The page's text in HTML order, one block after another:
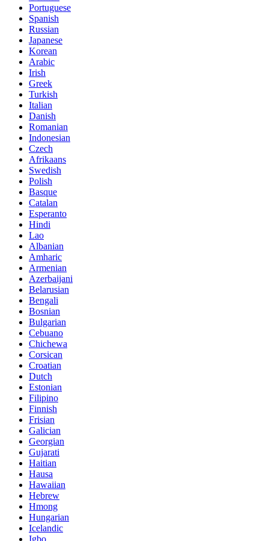
Portuguese
Spanish
Russian
Japanese
Korean
Arabic
Irish
Greek
Turkish
Italian
Danish
Romanian
Indonesian
Czech
Afrikaans
Swedish
Polish
Basque
Catalan
Esperanto
Hindi
Lao
Albanian
Amharic
Armenian
Azerbaijani
Belarusian
Bengali
Bosnian
Bulgarian
Cebuano
Chichewa
Corsican
Croatian
Dutch
Estonian
Filipino
Finnish
Frisian
Galician
Georgian
Gujarati
Haitian
Hausa
Hawaiian
Hebrew
Hmong
Hungarian
Icelandic
Igbo